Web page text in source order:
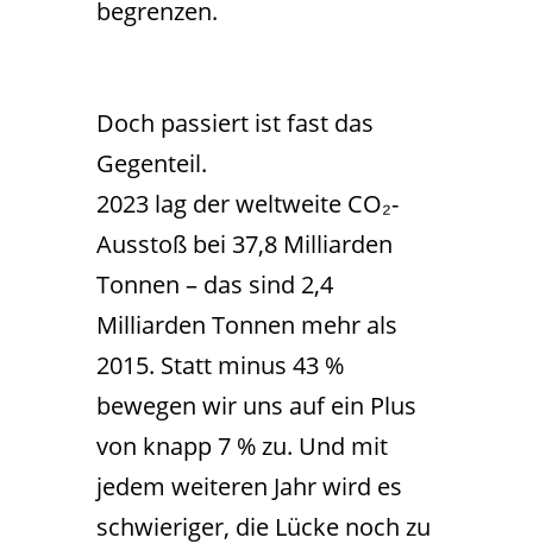
begrenzen.
Doch passiert ist fast das
Gegenteil.
2023 lag der weltweite CO₂-
Ausstoß bei 37,8 Milliarden
Tonnen – das sind 2,4
Milliarden Tonnen mehr als
2015. Statt minus 43 %
bewegen wir uns auf ein Plus
von knapp 7 % zu. Und mit
jedem weiteren Jahr wird es
schwieriger, die Lücke noch zu